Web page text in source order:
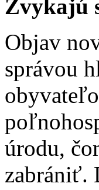
Zvykajú
Objav
správou
úrodu,
zabrániť.